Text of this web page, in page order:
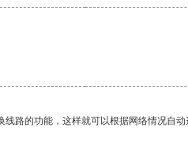
路的功能，这样就可以根据网络情况自动